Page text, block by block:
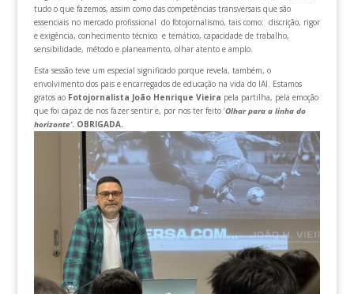
tudo o que fazemos, assim como das competências transversais que são
essenciais no mercado profissional do fotojornalismo, tais como: discrição, rigor
e exigência, conhecimento técnico e temático, capacidade de trabalho,
sensibilidade, método e planeamento, olhar atento e amplo.
Esta sessão teve um especial significado porque revela, também, o
envolvimento dos pais e encarregados de educação na vida do IAI. Estamos
gratos ao Fotojornalista João Henrique Vieira pela partilha, pela emoção
que foi capaz de nos fazer sentir e, por nos ter feito ‘Olhar para a linha do
horizonte’. OBRIGADA.